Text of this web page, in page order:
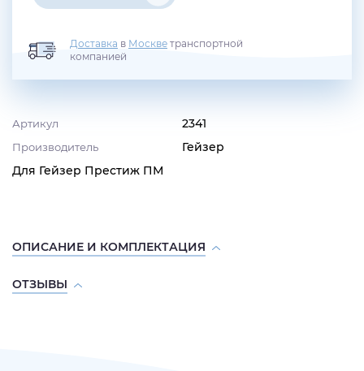
Артикул 2341
Производитель
Гейзер
Для Гейзер Престиж ПМ
Доставка в Москве транспортной
компанией
ОПИСАНИЕ И КОМПЛЕКТАЦИЯ
ОТЗЫВЫ